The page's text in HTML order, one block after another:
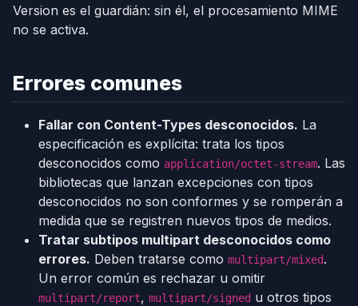
Version es el guardián: sin él, el procesamiento MIME
no se activa.
Errores comunes
Fallar con Content-Types desconocidos. La
especificación es explícita: trata los tipos
desconocidos como application/octet-stream. Las
bibliotecas que lanzan excepciones con tipos
desconocidos no son conformes y se romperán a
medida que se registren nuevos tipos de medios.
Tratar subtipos multipart desconocidos como
errores. Deben tratarse como multipart/mixed.
Un error común es rechazar u omitir
multipart/report, multipart/signed u otros tipos